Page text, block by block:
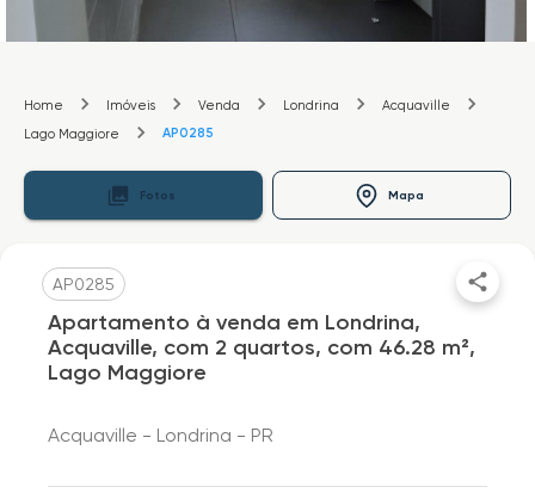
Home Imóveis Venda Londrina
Acquaville
Lago Maggiore
AP0285
Fotos Mapa
AP0285
Apartamento à venda em Londrina,
Acquaville, com 2 quartos, com 46.28 m²,
Lago Maggiore
Acquaville - Londrina - PR